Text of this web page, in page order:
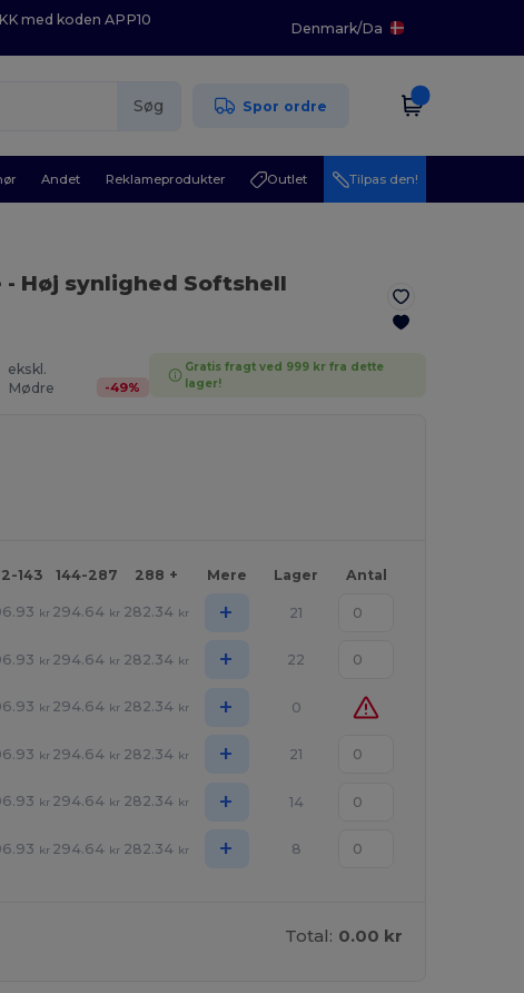
med koden APP10
Denmark/Da
Søg Spor ordre
Andet Reklameprodukter Outlet Tilpas den!
- Høj synlighed Softshell
ekskl.
Mødre
-49%
Gratis fragt ved 999 kr fra dette
lager!
143 144-287 288 + Mere Lager Antal
kr 294.64 kr 282.34 kr + 21
kr 294.64 kr 282.34 kr + 22
kr 294.64 kr 282.34 kr + 0
kr 294.64 kr 282.34 kr + 21
kr 294.64 kr 282.34 kr + 14
kr 294.64 kr 282.34 kr + 8
Total: 0.00 kr